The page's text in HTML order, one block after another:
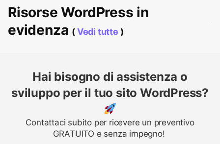
Risorse WordPress in
evidenza (Vedi tutte )
Hai bisogno di assistenza o
sviluppo per il tuo sito WordPress?
Contattaci subito per ricevere un preventivo
GRATUITO e senza impegno!